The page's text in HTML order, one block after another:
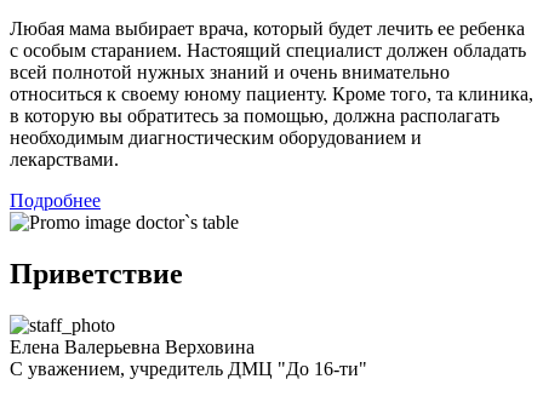
Любая мама выбирает врача, который будет лечить ее ребенка
с особым старанием. Настоящий специалист должен обладать
всей полнотой нужных знаний и очень внимательно
относиться к своему юному пациенту. Кроме того, та клиника,
в которую вы обратитесь за помощью, должна располагать
необходимым диагностическим оборудованием и
лекарствами.
Подробнее
Приветствие
Елена Валерьевна Верховина
С уважением, учредитель ДМЦ "До 16-ти"